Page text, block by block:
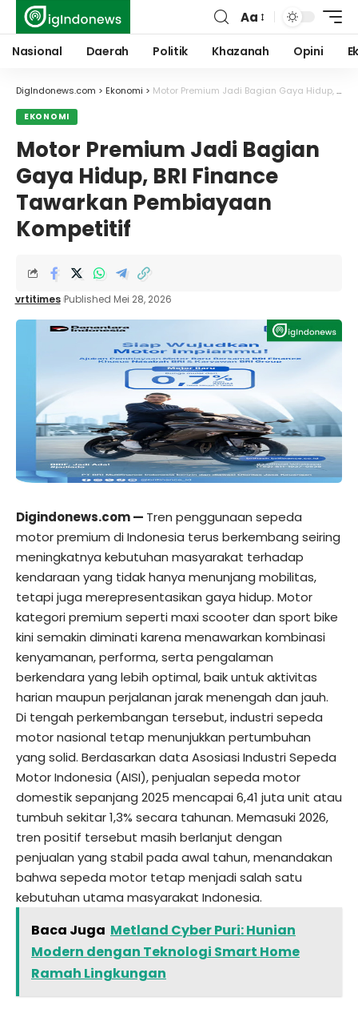
Font
Resizer
Aa
Nasional Daerah Politik Khazanah Opini
DigIndonews.com > Ekonomi > Motor Premium Jadi Bagian Gaya Hidup, BRI Finance Tawarkan Pembiayaan Kompetitif
EKONOMI
Motor Premium Jadi Bagian
Gaya Hidup, BRI Finance
Tawarkan Pembiayaan
Kompetitif
vrtitimes Published Mei 28, 2026
Digindonews.com— Tren penggunaan sepeda
motor premium di Indonesia terus berkembang seiring
meningkatnya kebutuhan masyarakat terhadap
kendaraan yang tidak hanya menunjang mobilitas,
tetapi juga merepresentasikan gaya hidup. Motor
kategori premium seperti maxi scooter dan sport bike
kini semakin diminati karena menawarkan kombinasi
kenyamanan, performa, serta pengalaman
berkendara yang lebih optimal, baik untuk aktivitas
harian maupun perjalanan jarak menengah dan jauh.
Di tengah perkembangan tersebut, industri sepeda
motor nasional tetap menunjukkan pertumbuhan
yang solid. Berdasarkan data Asosiasi Industri Sepeda
Motor Indonesia (AISI), penjualan sepeda motor
domestik sepanjang 2025 mencapai 6,41 juta unit atau
tumbuh sekitar 1,3% secara tahunan. Memasuki 2026,
tren positif tersebut masih berlanjut dengan
penjualan yang stabil pada awal tahun, menandakan
bahwa sepeda motor tetap menjadi salah satu
kebutuhan utama masyarakat Indonesia.
Baca Juga Metland Cyber Puri: Hunian
Modern dengan Teknologi Smart Home
Ramah Lingkungan